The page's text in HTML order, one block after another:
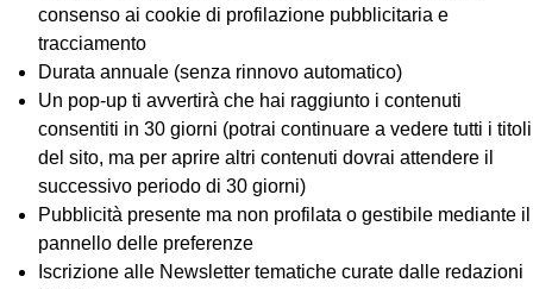
consenso ai cookie di profilazione pubblicitaria e
tracciamento
Durata annuale (senza rinnovo automatico)
Un pop-up ti avvertirà che hai raggiunto i contenuti
consentiti in 30 giorni (potrai continuare a vedere tutti i titoli
del sito, ma per aprire altri contenuti dovrai attendere il
successivo periodo di 30 giorni)
Pubblicità presente ma non profilata o gestibile mediante il
pannello delle preferenze
Iscrizione alle Newsletter tematiche curate dalle redazioni